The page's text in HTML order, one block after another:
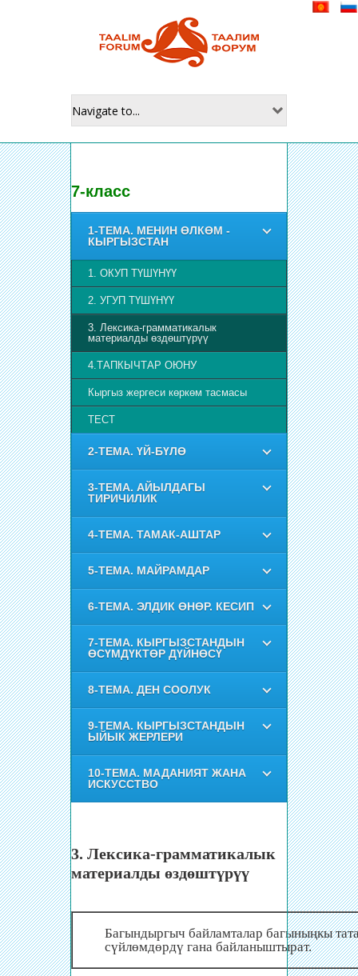
7-класс
1-ТЕМА. МЕНИН ӨЛКӨМ -
КЫРГЫЗСТАН
1. ОКУП ТҮШҮНҮҮ
2. УГУП ТҮШҮНҮҮ
3. Лексика-грамматикалык
материалды өздөштүрүү
4.ТАПКЫЧТАР ОЮНУ
Кыргыз жергеси көркөм тасмасы
ТЕСТ
2-ТЕМА. ҮЙ-БҮЛӨ
3-ТЕМА. АЙЫЛДАГЫ
ТИРИЧИЛИК
4-ТЕМА. ТАМАК-АШТАР
5-ТЕМА. МАЙРАМДАР
6-ТЕМА. ЭЛДИК ӨНӨР. КЕСИП
7-ТЕМА. КЫРГЫЗСТАНДЫН
ӨСҮМДҮКТӨР ДҮЙНӨСҮ
8-ТЕМА. ДЕН СООЛУК
9-ТЕМА. КЫРГЫЗСТАНДЫН
ЫЙЫК ЖЕРЛЕРИ
10-ТЕМА. МАДАНИЯТ ЖАНА
ИСКУССТВО
3. Лексика-грамматикалык
материалды өздөштүрүү
Багындыргыч байламталар багыныңкы
сүйлөмдөрдү гана байланыштырат.